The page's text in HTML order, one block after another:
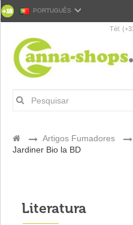
PORTUGUÊS
Tél:
> Artigos Fumadores >
Jardiner Bio la BD
Literatura